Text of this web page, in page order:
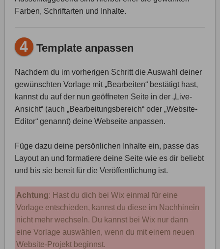
Farben, Schriftarten und Inhalte.
4 Template anpassen
Nachdem du im vorherigen Schritt die Auswahl deiner
gewünschten Vorlage mit „Bearbeiten“ bestätigt hast,
kannst du auf der nun geöffneten Seite in der „Live-
Ansicht“ (auch „Bearbeitungsbereich“ oder „Website-
Editor“ genannt) deine Webseite anpassen.
Füge dazu deine persönlichen Inhalte ein, passe das
Layout an und formatiere deine Seite wie es dir beliebt
und bis sie bereit für die Veröffentlichung ist.
Achtung: Hast du dich bei Wix einmal für eine
Vorlage entschieden, kannst du diese im Nachhinein
nicht mehr wechseln. Du kannst bei Wix nur dann
eine Vorlage auswählen, wenn du mit einem neuen
Website-Projekt beginnst.